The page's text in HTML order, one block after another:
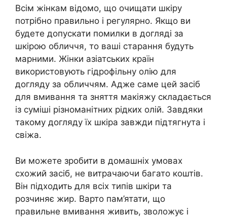
Всім жінкам відомо, що очищати шкіру
потрібно правильно і регулярно. Якщо ви
будете допускати помилки в догляді за
шкірою обличчя, то ваші старання будуть
марними. Жінки азіатських країн
використовують гідрофільну олію для
догляду за обличчям. Адже саме цей засіб
для вмивання та зняття макіяжу складається
із суміші різноманітних рідких олій. Завдяки
такому догляду їх шкіра завжди підтягнута і
свіжа.
Ви можете зробити в домашніх умовах
схожий засіб, не витрачаючи багато коштів.
Він підходить для всіх типів шкіри та
розчиняє жир. Варто пам’ятати, що
правильне вмивання живить, зволожує і